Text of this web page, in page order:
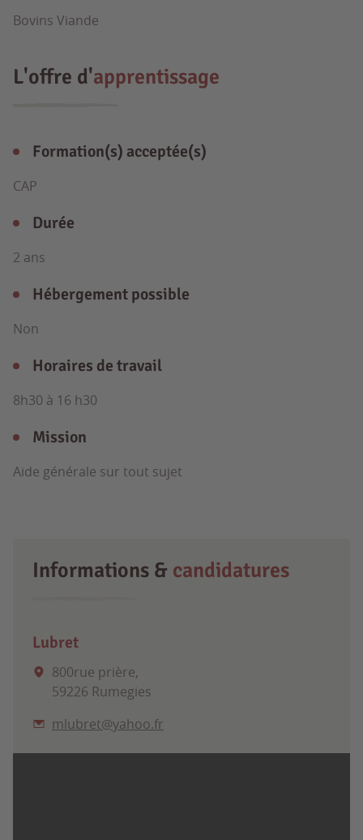
Bovins Viande
L'offre d'apprentissage
Formation(s) acceptée(s)
CAP
Durée
2 ans
Hébergement possible
Non
Horaires de travail
8h30 à 16 h30
Mission
Aide générale sur tout sujet
Informations & candidatures
Lubret
800rue prière,
59226 Rumegies
mlubret@yahoo.fr